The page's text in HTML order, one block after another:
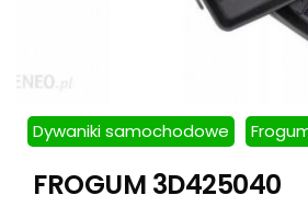
Dywaniki samochodowe
FROGUM 3D425040